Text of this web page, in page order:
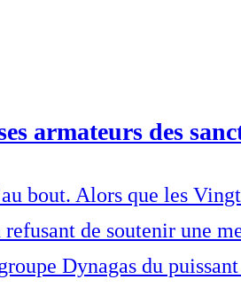
armateurs des
bout. Alors que les
de soutenir une
Dynagas du